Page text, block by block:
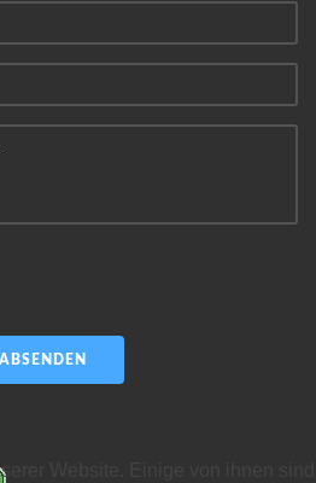
ABSENDEN
Website. Einige von ihnen sind